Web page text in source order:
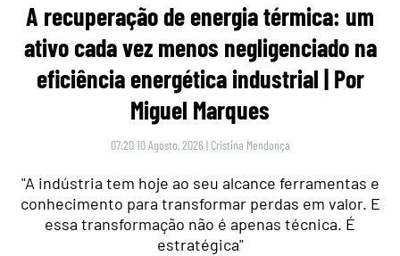
A recuperação de energia térmica: um
ativo cada vez menos negligenciado na
eficiência energética industrial | Por
Miguel Marques
07:20 10 Agosto, 2026 | Cristina Mendonça
"A indústria tem hoje ao seu alcance ferramentas e
conhecimento para transformar perdas em valor. E
essa transformação não é apenas técnica. É
estratégica"